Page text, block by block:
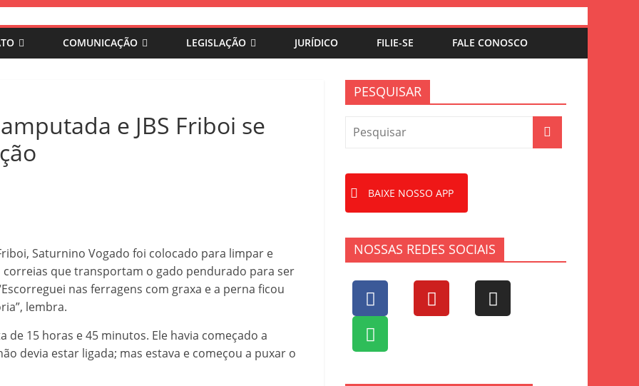
COMUNICAÇÃO LEGISLAÇÃO JURÍDICO FILIE-SE FALE CONOSCO
e JBS Friboi se
Saturnino Vogado foi colocado para limpar e
que transportam o gado pendurado para ser
nas ferragens com graxa e a perna ficou
lembra.
15 horas e 45 minutos. Ele havia começado a
devia estar ligada; mas estava e começou a puxar o
PESQUISAR
BAIXE NOSSO APP
NOSSAS REDES SOCIAIS